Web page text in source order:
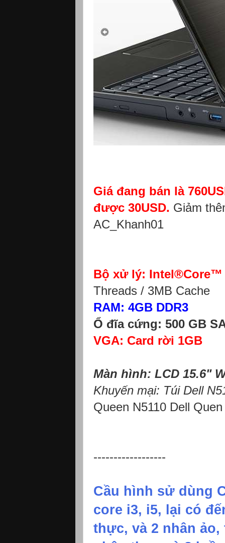
Giá đang bán là
được 30USD. Giảm
AC_Khanh01
Bộ xử lý: Intel®Core™
Threads / 3MB Cache
RAM: 4GB DDR3
Ổ đĩa cứng: 500 GB
VGA: Card rời 1GB
Màn hình: LCD 15.6"
Khuyến mại: Túi Dell
Queen N5110 Dell
------------------
Cầu hình sử dùng
core i3, i5, lại có
thực, và 2 nhân